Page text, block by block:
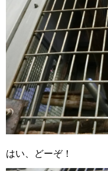
はい、どーぞ！